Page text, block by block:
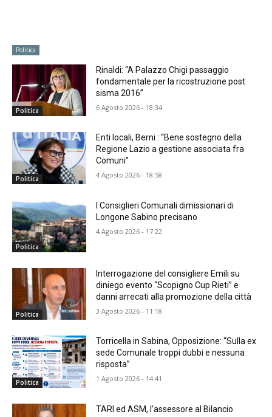
Politica
Politica
Rinaldi: “A Palazzo Chigi passaggio
fondamentale per la ricostruzione post
sisma 2016”
6 Agosto 2026 - 18:34
Politica
Enti locali, Berni : “Bene sostegno della
Regione Lazio a gestione associata fra
Comuni”
4 Agosto 2026 - 18:58
Politica
I Consiglieri Comunali dimissionari di
Longone Sabino precisano
4 Agosto 2026 - 17:22
Politica
Interrogazione del consigliere Emili su
diniego evento “Scopigno Cup Rieti” e
danni arrecati alla promozione della città
3 Agosto 2026 - 11:18
Politica
Torricella in Sabina, Opposizione: “Sulla ex
sede Comunale troppi dubbi e nessuna
risposta”
1 Agosto 2026 - 14:41
TARI ed ASM, l’assessore al Bilancio